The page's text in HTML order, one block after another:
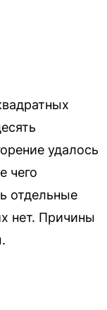
удалось
чего
отдельные
нет. Причины